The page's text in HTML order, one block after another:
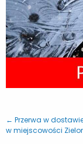
← Przerwa w
w miejscowości